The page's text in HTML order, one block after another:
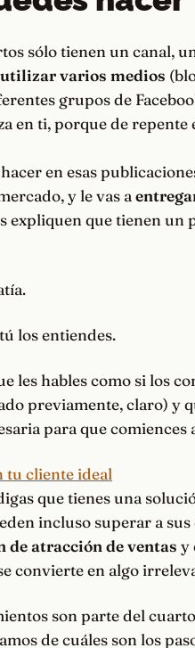
sólo tienen un canal,
utilizar varios medios
grupos de
en ti, porque de repente
en esas
y le vas a
expliquen que tienen un
.
los entiendes.
les hables como si los
previamente, claro) y
para que comiences
que tienes una
incluso superar a
de atracción de ventas y
convierte en algo
son parte del
de cuáles son los